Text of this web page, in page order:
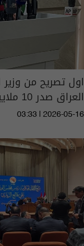
اول تصريح من
العراق صدر 10 ملايين برميل بنيسان
03:33 | 2026-05-16